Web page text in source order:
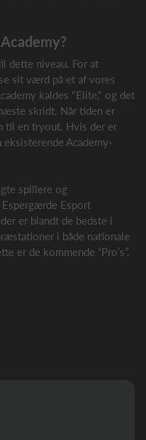
dette niveau. For at
sit værd på et af vores
kaldes "Elite," og det
skridt. Når tiden er
til en tryout. Hvis der er
eksisterende Academy-
spillere og
Esport
er blandt de bedste i
i både nationale
er de kommende “Pro’s”.